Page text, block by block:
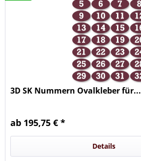
3D SK Nummern Ovalkleber für...
ab 195,75 € *
Details